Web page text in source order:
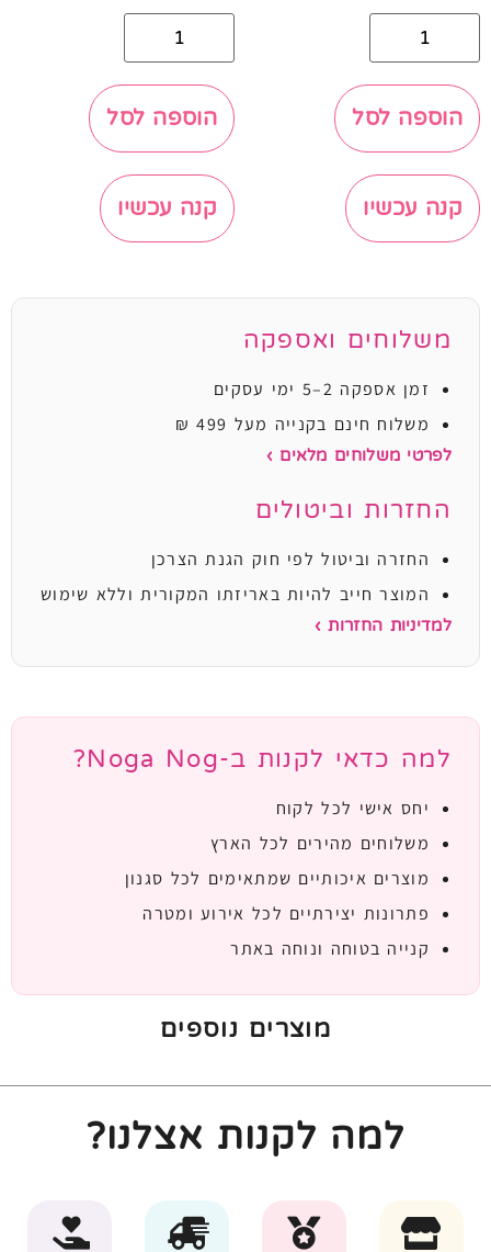
הוספה לסל
קנה עכשיו
הוספה לסל
קנה עכשיו
משלוחים ואספקה
זמן אספקה 2–5 ימי עסקים
משלוח חינם בקנייה מעל 499 ₪
לפרטי משלוחים מלאים ›
החזרות וביטולים
החזרה וביטול לפי חוק הגנת הצרכן
המוצר חייב להיות באריזתו המקורית וללא שימוש
למדיניות החזרות ›
למה כדאי לקנות ב-Noga Nog?
יחס אישי לכל לקוח
משלוחים מהירים לכל הארץ
מוצרים איכותיים שמתאימים לכל סגנון
פתרונות יצירתיים לכל אירוע ומטרה
קנייה בטוחה ונוחה באתר
מוצרים נוספים
למה לקנות אצלנו?